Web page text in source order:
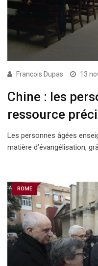
Francois Dupas 13
Chine : les
ressource
Les personnes âgées
matière d’évangélisation,
ROME